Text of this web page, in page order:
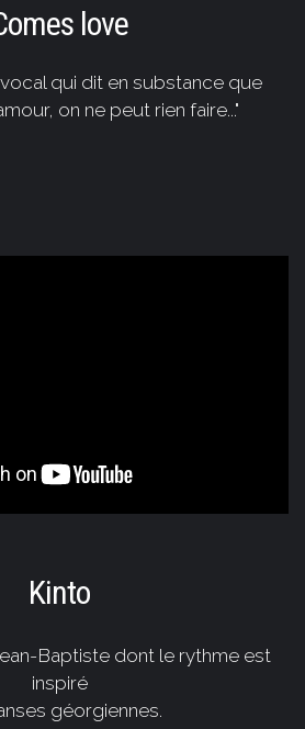
love
qui dit en substance que
on ne peut rien faire..."
Kinto
Baptiste dont le rythme est
inspiré
géorgiennes.